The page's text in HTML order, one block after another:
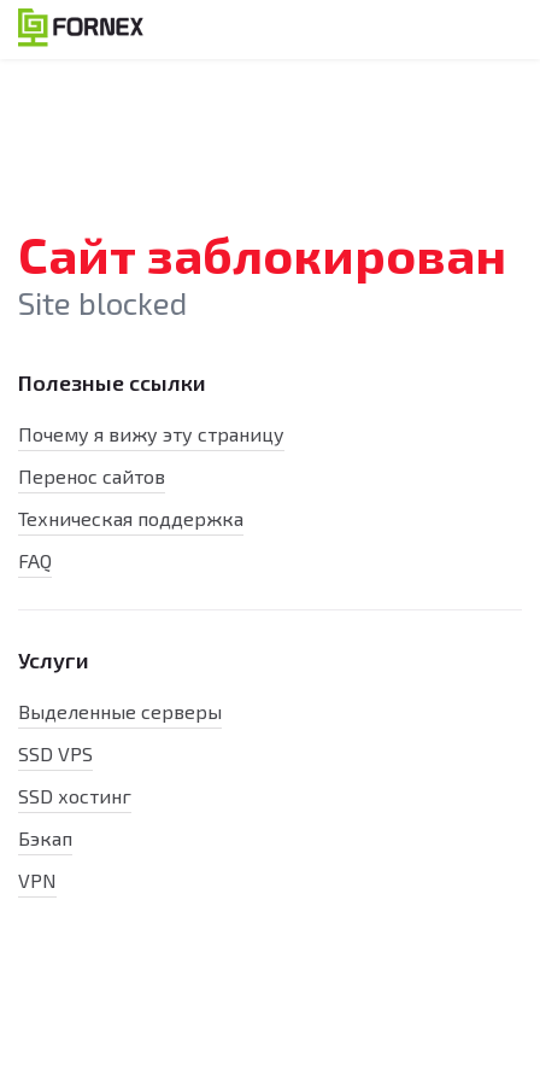
Сайт заблокирован
Site blocked
Полезные ссылки
Почему я вижу эту страницу
Перенос сайтов
Техническая поддержка
FAQ
Услуги
Выделенные серверы
SSD VPS
SSD хостинг
Бэкап
VPN